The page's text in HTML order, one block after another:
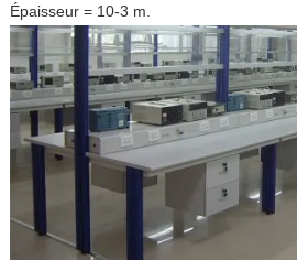
Épaisseur = 10-3 m.